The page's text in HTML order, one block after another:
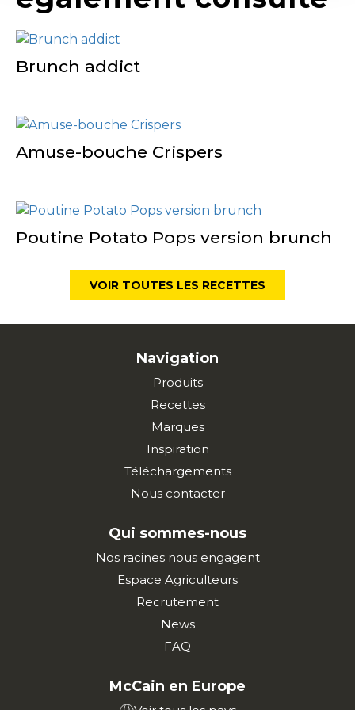
Brunch addict
Amuse-bouche Crispers
Poutine Potato Pops version brunch
VOIR TOUTES LES RECETTES
Navigation
Produits
Recettes
Marques
Inspiration
Téléchargements
Nous contacter
Qui sommes-nous
Nos racines nous engagent
Espace Agriculteurs
Recrutement
News
FAQ
McCain en Europe